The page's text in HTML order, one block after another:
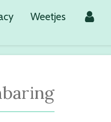
Weetjes